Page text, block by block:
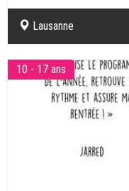
Lausanne
10 - 17 ans